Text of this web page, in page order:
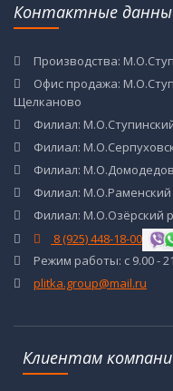
Контактные
Производства:
Офис продажа:
Щелканово
Филиал:
Филиал:
Филиал:
Филиал:
Филиал: М.О.Озёрский
8 (925) 448-18-00
Режим работы: с 9.00 -
plitka.group@mail.ru
Клиентам